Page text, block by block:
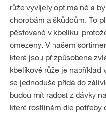
růže vyvíjely optimálně a
chorobám a škůdcům. To
pěstované v kbelíku,
omezený. V našem
která jsou přizpůsobena
kbelíkové růže je například
se jednoduše přidá do
budou mít radost z dávky
které rostlinám dle potřeby